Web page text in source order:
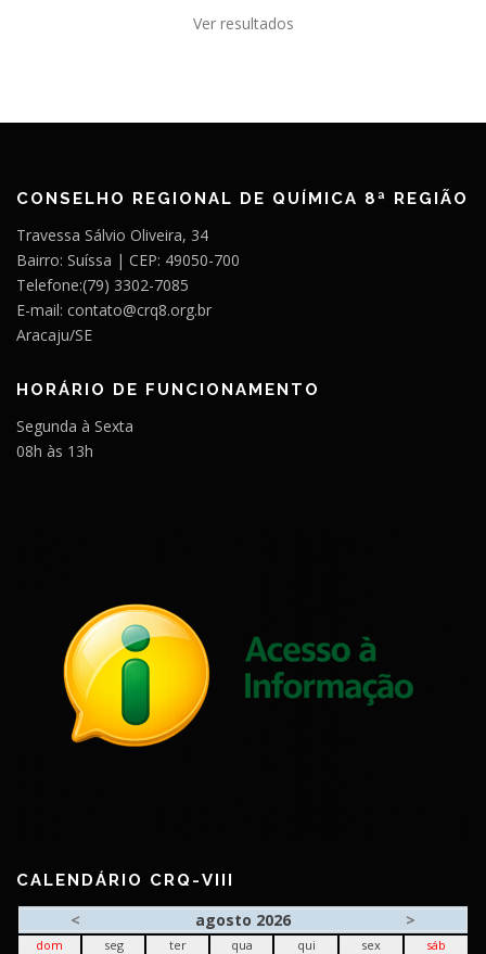
Ver resultados
CONSELHO REGIONAL DE QUÍMICA 8ª REGIÃO
Travessa Sálvio Oliveira, 34
Bairro: Suíssa | CEP: 49050-700
Telefone:(79) 3302-7085
E-mail: contato@crq8.org.br
Aracaju/SE
HORÁRIO DE FUNCIONAMENTO
Segunda à Sexta
08h às 13h
CALENDÁRIO CRQ-VIII
< agosto 2026 >
dom seg ter qua qui sex sáb